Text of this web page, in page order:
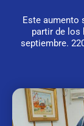
Este aumento
partir de los
septiembre.